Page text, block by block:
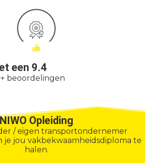
een 9.4
beoordelingen
NIWO Opleiding
/ eigen transportondernemer
je jou vakbekwaamheidsdiploma te
halen.